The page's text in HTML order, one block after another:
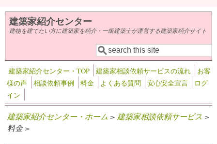
メインコンテンツに移動
建築家紹介センター
建物を建てたい方に建築家を紹介・一級建築士が運営する建築家紹介サイト
検索フォーム
検索
建築家紹介センター・TOP 建築家相談依頼サービスの流れ
お客
様の声
相談依頼事例 料金 よくある質問 安心安全宣言
ログ
イン
建築家紹介センター・ホーム > 建築家相談依頼サービス >
料金 >